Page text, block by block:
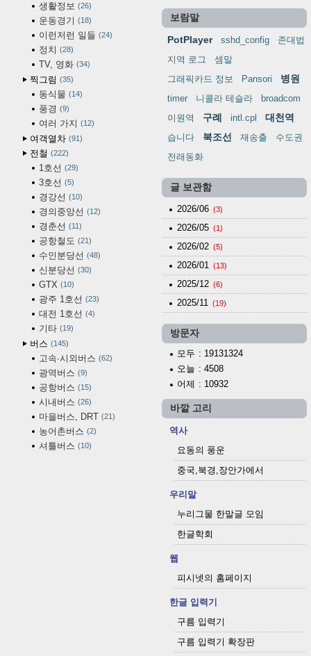
생활정보 26
운동경기 18
이런저런 일들 24
정치 28
TV, 영화 34
찍그림 35
동식물 14
풍경 9
여러 가지 12
여객열차 91
전철 222
1호선 29
3호선 5
경강선 10
경의중앙선 12
경춘선 11
공항철도 21
수인분당선 48
신분당선 30
GTX 10
광주 1호선 23
대전 1호선 4
기타 19
버스 145
고속·시외버스 62
광역버스 9
공항버스 15
시내버스 26
마을버스, DRT 21
농어촌버스 2
셔틀버스 10
보람말
PotPlayer sshd_config
존대법
지역 로그
셈말
그래픽카드 정보
Pansori 병원
timer 니콜라 테슬라
broadcom
이원역
구례 intl.cpl 대천역
습니다 북조선 재송출
수도권
전래동화
글 보관함
2026/06 (3)
2026/05 (1)
2026/02 (5)
2026/01 (13)
2025/12 (6)
2025/11 (19)
방문자
모두 : 19131324
오늘 : 4508
어제 : 10932
바깥 고리
역사
요동의 풍운
중국,북경,장안가에서
우리말
누리그물 한말글 모임
한글학회
웹
피시넷의 홈페이지
한글 입력기
구름 입력기
구름 입력기 확장판